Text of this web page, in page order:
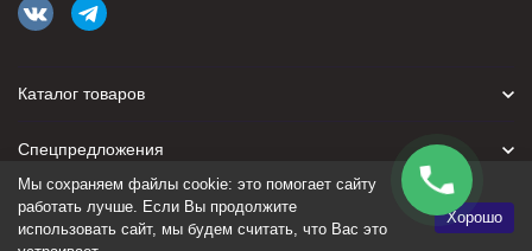
Каталог товаров
Спецпредложения
Для покупателя
Мы сохраняем файлы cookie: это помогает сайту
работать лучше. Если Вы продолжите
использовать сайт, мы будем считать, что Вас это
Хорошо